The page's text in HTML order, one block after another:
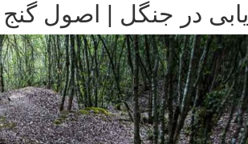
در جنگل | اصول گنج